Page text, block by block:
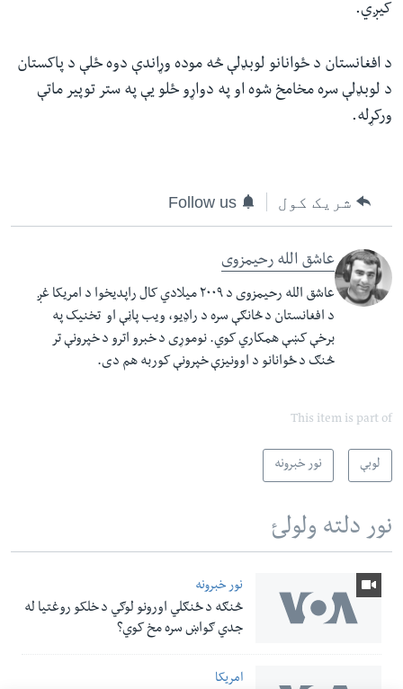
کیږي.
د افغانستان د ځوانانو لوبډلې څه موده وړاندې دوه ځلې د پاکستان
د لوبډلې سره مخامخ شوه او په دواړو ځلو یې په ستر توپیر ماتې
ورکړله.
شریک کول Follow us
عاشق الله رحیمزوی
عاشق الله رحیمزوی د ۲۰۰۹ میلادي کال راپدیخوا د امریکا غږ
د افغانستان د څانګې سره د راډیو، ویب پاڼې او تخنیک په
برخې کښې همکاري کوي. نوموړی د خبرو اترو د خپرونې تر
څنګ د ځوانانو د اوونیزې خپرونې کوربه هم دی.
This item is part of
لوبې نور خبرونه
نور دلته ولولئ
نور خبرونه
څنګه د ځنګلي اورونو لوګي د خلکو روغتیا له
جدي ګواښ سره مخ کوي؟
امریکا